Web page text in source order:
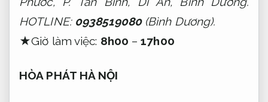
HOTLINE: 0938519080(Bình Dương).
★Giờ làm việc: 8h00 – 17h00
HÒA PHÁT HÀ NỘI